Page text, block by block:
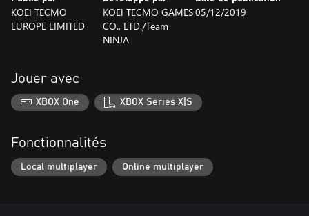
KOEI TECMO
EUROPE LIMITED
KOEI TECMO GAMES
CO., LTD./Team
NINJA
05/12/2019
Jouer avec
XBOX One XBOX Series X|S
Fonctionnalités
Local multiplayer Online multiplayer